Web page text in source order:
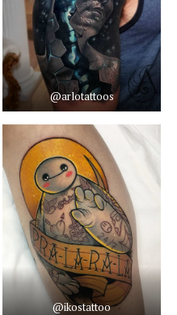
@arlotattoos
@ikostattoo